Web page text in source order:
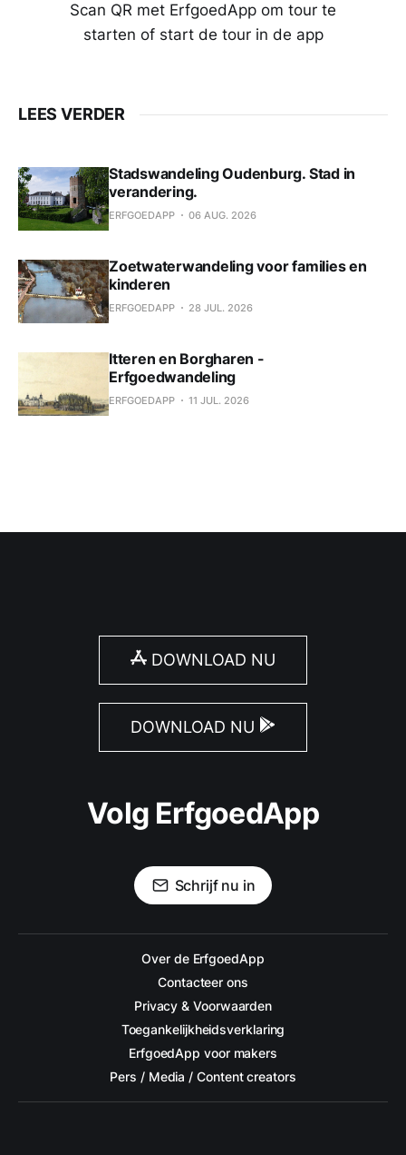
Scan QR met ErfgoedApp om tour te
starten of start de tour in de app
LEES VERDER
Stadswandeling Oudenburg. Stad in
verandering.
ERFGOEDAPP 06 AUG. 2026
Zoetwaterwandeling voor families en
kinderen
ERFGOEDAPP 28 JUL. 2026
Itteren en Borgharen -
Erfgoedwandeling
ERFGOEDAPP 11 JUL. 2026
DOWNLOAD NU
DOWNLOAD NU
Volg ErfgoedApp
Schrijf nu in
Over de ErfgoedApp
Contacteer ons
Privacy & Voorwaarden
Toegankelijkheidsverklaring
ErfgoedApp voor makers
Pers / Media / Content creators